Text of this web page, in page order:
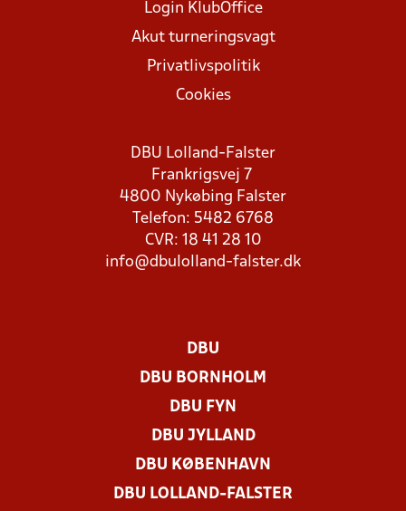
Login KlubOffice
Akut turneringsvagt
Privatlivspolitik
Cookies
DBU Lolland-Falster
Frankrigsvej 7
4800 Nykøbing Falster
Telefon: 5482 6768
CVR: 18 41 28 10
info@dbulolland-falster.dk
DBU
DBU BORNHOLM
DBU FYN
DBU JYLLAND
DBU KØBENHAVN
DBU LOLLAND-FALSTER